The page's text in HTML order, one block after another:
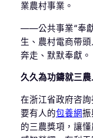
業農村事業。
——公共事業“奉
生、農村電商帶
奔走、默默奉獻。
久久為功鑄就三
在浙江省政府咨
要有人的包養網振
的三農獎項，讓